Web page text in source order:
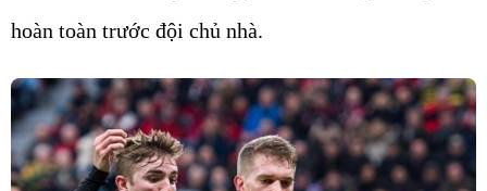
hoàn toàn trước đội chủ nhà.